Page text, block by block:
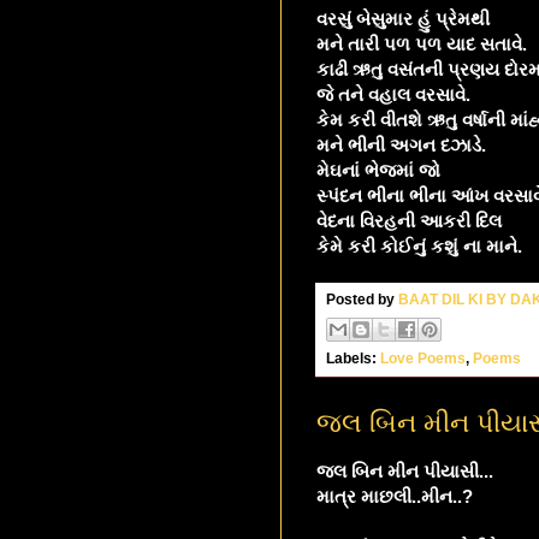
વરસું બેસુમાર હું પ્રેમથી
મને તારી પળ પળ યાદ સતાવે.
કાઢી ઋતુ વસંતની પ્રણય
જે તને વહાલ વરસાવે.
કેમ કરી વીતશે ઋતુ વર્ષાની
મને ભીની અગન દઝાડે.
મેઘનાં ભેજમાં જો
સ્પંદન ભીના ભીના આંખ
વેદના વિરહની આકરી દિલ
કેમે કરી કોઈનું કશું ના માને.
Posted byBAAT DIL KI BY
Labels: Love Poems, Poems
જલ બિન મીન
જલ બિન મીન પીયાસી...
માત્ર માછલી..મીન..?